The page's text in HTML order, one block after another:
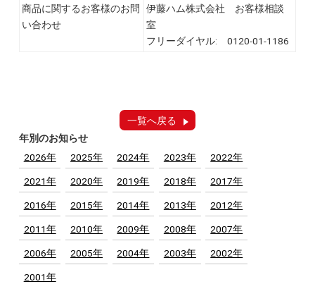
商品に関するお客様のお問
い合わせ
伊藤ハム株式会社 お客様相談
室
フリーダイヤル: 0120-01-1186
一覧へ戻る
年別のお知らせ
2026年
2025年 2024年 2023年 2022年
2021年 2020年 2019年 2018年 2017年
2016年 2015年 2014年 2013年 2012年
2011年 2010年 2009年 2008年 2007年
2006年 2005年 2004年 2003年 2002年
2001年